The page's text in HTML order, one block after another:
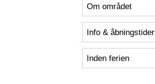
Om området
Info & åbningstider
Inden ferien